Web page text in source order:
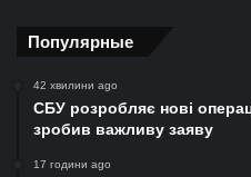
Популярные
42 хвилини ago
СБУ розробляє нові
зробив важливу заяву
17 години ago